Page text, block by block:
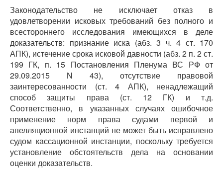
Законодательство не исключает отказ в
удовлетворении исковых требований без полного и
всестороннего исследования имеющихся в деле
доказательств: признание иска (абз. 3 ч. 4 ст. 170
АПК), истечение срока исковой давности (абз. 2 п. 2 ст.
199 ГК, п. 15 Постановления Пленума ВС РФ от
29.09.2015 N 43), отсутствие правовой
заинтересованности (ст. 4 АПК), ненадлежащий
способ защиты права (ст. 12 ГК) и т.д.
Соответственно, в указанных случаях ошибочное
применение норм права судами первой и
апелляционной инстанций не может быть исправлено
судом кассационной инстанции, поскольку требуется
установление обстоятельств дела на основании
оценки доказательств.